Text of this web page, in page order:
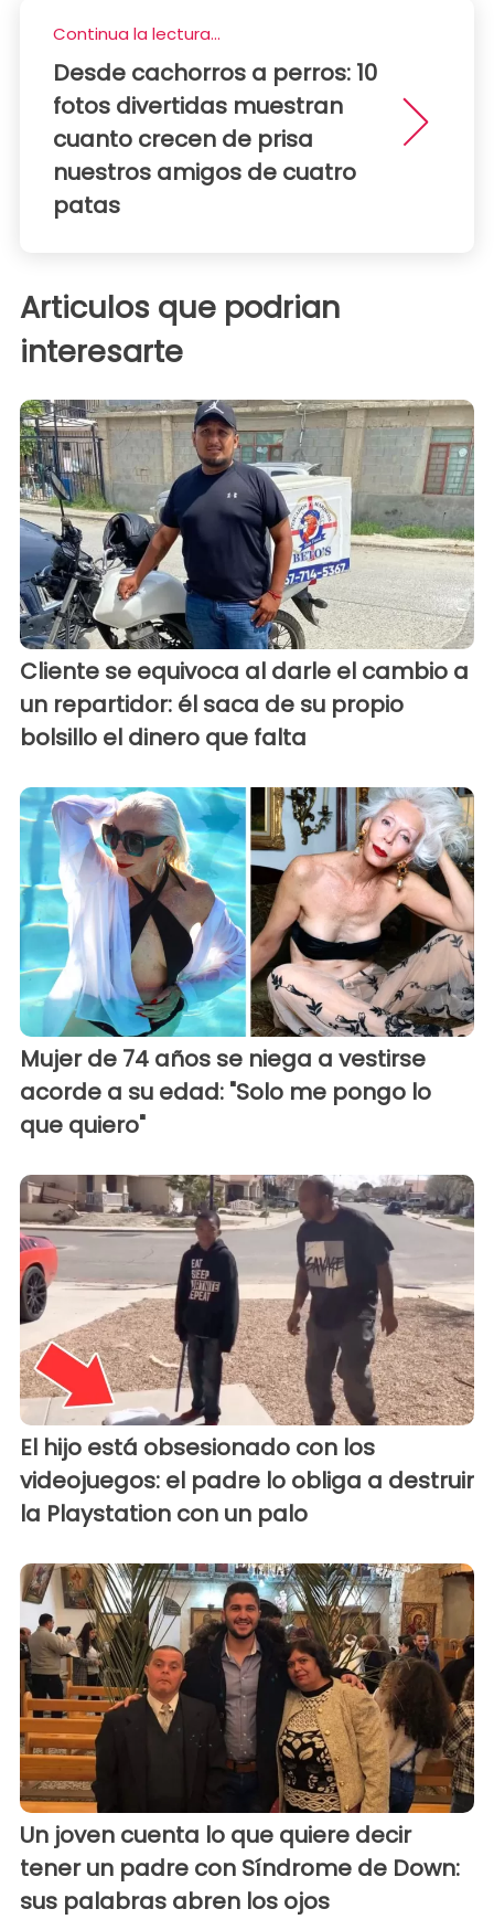
Continua la lectura...
Desde cachorros a perros: 10
fotos divertidas muestran
cuanto crecen de prisa
nuestros amigos de cuatro
patas
Articulos que podrian
interesarte
Cliente se equivoca al darle el cambio a
un repartidor: él saca de su propio
bolsillo el dinero que falta
Mujer de 74 años se niega a vestirse
acorde a su edad: "Solo me pongo lo
que quiero"
El hijo está obsesionado con los
videojuegos: el padre lo obliga a destruir
la Playstation con un palo
Un joven cuenta lo que quiere decir
tener un padre con Síndrome de Down:
sus palabras abren los ojos